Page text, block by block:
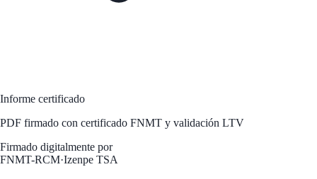
Informe certificado
PDF firmado con certificado FNMT y validación LTV
Firmado digitalmente por
FNMT-RCM·Izenpe TSA